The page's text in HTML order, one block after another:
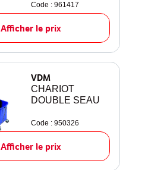
Code : 961417
Afficher le prix
VDM
CHARIOT
DOUBLE SEAU
Code : 950326
Afficher le prix